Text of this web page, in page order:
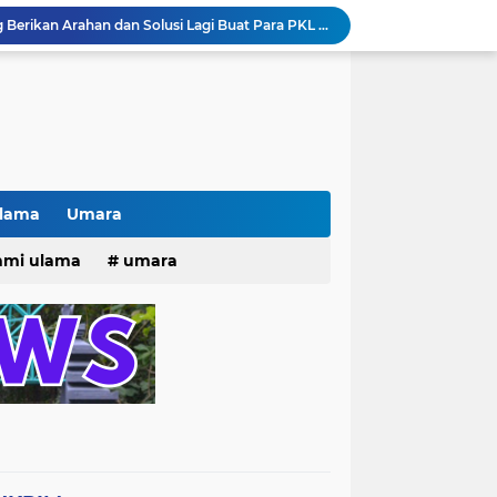
Pak lurah Bulak Banteng Berikan Arahan dan Solusi Lagi Buat Para PKL di TPU Dukuh Bulak Banteng Surabaya
# Warga bulak banteng wetan Gang 8 Kompak Gotong Royong Membangun Gapuro #
Acara KHOTAMAN DAN IMTIHAN ke ...XXVI
Khotaman dan Imtihan TPQ Al Islami Metode Qiroati Angkatan ke XXVI tahun 2026
Umara
dan Maknanya
ulama umara
2025